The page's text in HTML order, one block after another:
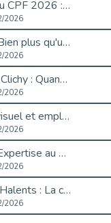
Réforme du CPF 2026 : Ce qui change ce printemps pour vos droits à la formation
2026
Le FALC : Bien plus qu'une écriture, un levier d'inclusion
2026
Sport2Job Clichy : Quand le terrain devient le plus beau des bureaux
2026
Handicap visuel et emploi : lever les obstacles pour révéler les - vidéo
2026
Le TIH : L'Expertise au Service de l'Inclusion
2026
Parcours THalents : La complémentarité au service de l'Emploi.
2026